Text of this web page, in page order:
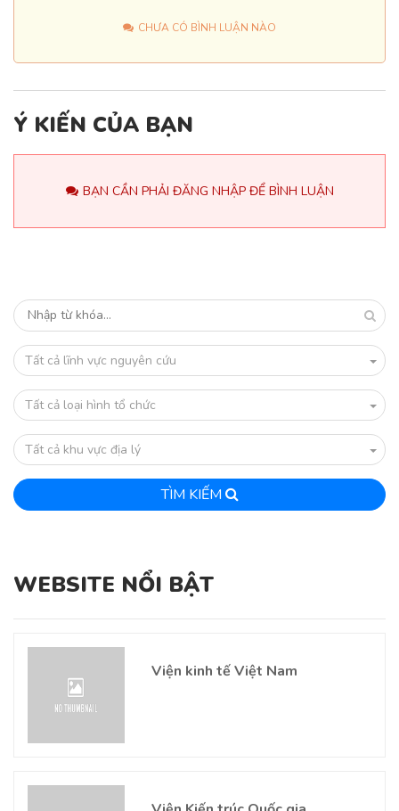
CHƯA CÓ BÌNH LUẬN NÀO
Ý KIẾN CỦA BẠN
BẠN CẦN PHẢI ĐĂNG NHẬP ĐỂ BÌNH LUẬN
Tất cả lĩnh vực nguyên cứu
Tất cả loại hình tổ chức
Tất cả khu vực địa lý
TÌM KIẾM
WEBSITE NỔI BẬT
Viện kinh tế Việt Nam